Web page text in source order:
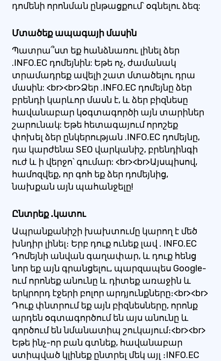
դոմենի որոնման ընթացքում՝ օգնելու ձեզ:
Մտածեք ապագայի մասին
Պատրա՞ստ եք հանձնառու լինել ձեր
.INFO.EC դոմեյնին: Եթե ոչ, ժամանակ
տրամադրեք ավելի շատ մտածելու դրա
մասին: <br><br>Ձեր .INFO.EC դոմեյնը ձեր
բրենդի կարևոր մասն է, և ձեր բիզնեսը
հավանաբար կօգտագործի այն տարիներ
շարունակ: Եթե հետագայում որոշեք
փոխել ձեր ընկերության .INFO.EC դոմեյնը,
դա կարժենա SEO վարկանիշ, բրենդինգի
ուժ և ի վերջո՝ գումար: <br><br>Այսպիսով,
համոզվեք, որ գոհ եք ձեր դոմեյնից,
նախքան այն պահանջելը!
Ընտրեք .կատու
Ապրանքանիշի խախտումը կարող է մեծ
խնդիր լինել։ Երբ դուք ունեք լավ . INFO.EC
Դոմեյնի անվան գաղափար, և դուք հենց
նոր եք այն գրանցելու, պարզապես Google-
ում որոնեք անունը և դիտեք առաջին և
երկրորդ էջերի բոլոր արդյունքները։<br><br>
Դուք փնտրում եք այն բիզնեսները, որոնք
արդեն օգտագործում են այս անունը և
գործում են նմանատիպ շուկայում։<br><br>
Եթե ​​ինչ-որ բան գտնեք, հավանաբար
ստիպված կլինեք ընտրել մեկ այլ ։INFO.EC